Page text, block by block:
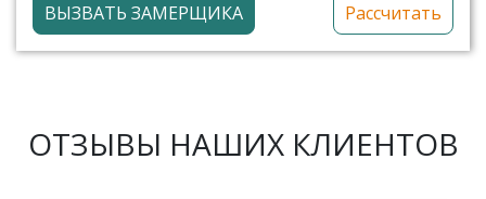
ВЫЗВАТЬ ЗАМЕРЩИКА Рассчитать
ОТЗЫВЫ НАШИХ КЛИЕНТОВ